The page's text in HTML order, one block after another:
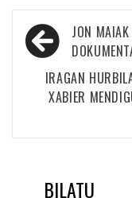
Bidalketetan
zehar
nabigatu
JON MAIAK
IRAGAN
XABIER
BILATU